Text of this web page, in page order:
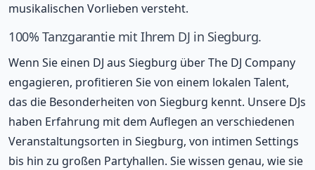
musikalischen Vorlieben versteht.
100% Tanzgarantie mit Ihrem DJ in Siegburg.
Wenn Sie einen DJ aus Siegburg über The DJ Company
engagieren, profitieren Sie von einem lokalen Talent,
das die Besonderheiten von Siegburg kennt. Unsere DJs
haben Erfahrung mit dem Auflegen an verschiedenen
Veranstaltungsorten in Siegburg, von intimen Settings
bis hin zu großen Partyhallen. Sie wissen genau, wie sie